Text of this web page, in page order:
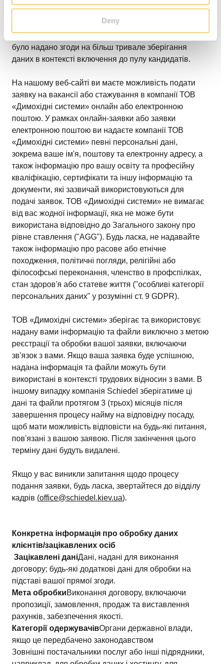
Deny
Тривалість зберігання данихДані заявки, як
правило, видаляються протягом трьох місяців з
моменту повідомлення про рішення, якщо тільки не
було надано згоди на більш тривале зберігання
даних в контексті включення до пулу кандидатів.
На нашому веб-сайті ви маєте можливість подати
заявку на вакансії або стажування в компанії ТОВ
«Димохідні системи» онлайн або електронною
поштою. У рамках онлайн-заявки або заявки
електронною поштою ви надаєте компанії ТОВ
«Димохідні системи» певні персональні дані,
зокрема ваше ім'я, поштову та електронну адресу, а
також інформацію про вашу освіту та професійну
кваліфікацію, сертифікати та іншу інформацію та
документи, які зазвичай використовуються для
подачі заявок. ТОВ «Димохідні системи» не вимагає
від вас жодної інформації, яка не може бути
використана відповідно до Загального закону про
рівне ставлення ("AGG"). Будь ласка, не надавайте
також інформацію про расове або етнічне
походження, політичні погляди, релігійні або
філософські переконання, членство в профспілках,
стан здоров'я або статеве життя ("особливі категорії
персональних даних" у розумінні ст. 9 GDPR).
ТОВ «Димохідні системи» зберігає та використовує
надану вами інформацію та файли виключно з метою
реєстрації та обробки вашої заявки, включаючи
зв'язок з вами. Якщо ваша заявка буде успішною,
надана інформація та файли можуть бути
використані в контексті трудових відносин з вами. В
іншому випадку компанія Schiedel зберігатиме ці
дані та файли протягом 3 (трьох) місяців після
завершення процесу найму на відповідну посаду,
щоб мати можливість відповісти на будь-які питання,
пов'язані з вашою заявою. Після закінчення цього
терміну дані будуть видалені.
Якщо у вас виникли запитання щодо процесу
подання заявки, будь ласка, звертайтеся до відділу
кадрів (office@schiedel.kiev.ua).
Конкретна інформація про обробку даних
клієнтів/зацікавлених осіб
Зацікавлені даніДані, надані для виконання
договору; будь-які додаткові дані для обробки на
підставі вашої прямої згоди.
Мета обробкиВиконання договору, включаючи
пропозиції, замовлення, продаж та виставлення
рахунків, забезпечення якості.
Категорії одержувачівОргани державної влади,
якщо це передбачено законодавством
Зовнішні постачальники послуг або інші підрядники,